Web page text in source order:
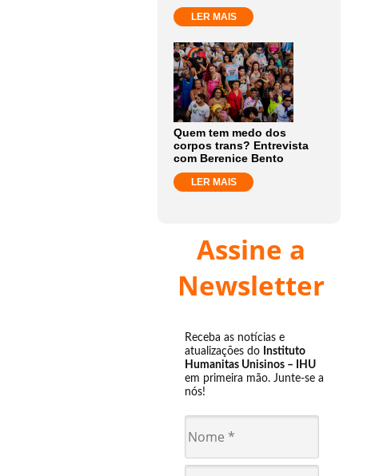
LER MAIS
Quem tem medo dos
corpos trans? Entrevista
com Berenice Bento
LER MAIS
Assine a
Newsletter
Receba as notícias e
atualizações do Instituto
Humanitas Unisinos – IHU
em primeira mão. Junte-se a
nós!